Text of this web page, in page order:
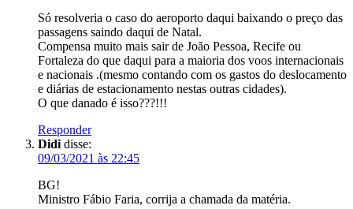
Só resolveria o caso do aeroporto daqui baixando o preço das
passagens saindo daqui de Natal.
Compensa muito mais sair de João Pessoa, Recife ou
Fortaleza do que daqui para a maioria dos voos internacionais
e nacionais .(mesmo contando com os gastos do deslocamento
e diárias de estacionamento nestas outras cidades).
O que danado é isso???!!!
Responder
Didi disse:
09/03/2021 às 22:45
BG!
Ministro Fábio Faria, corrija a chamada da matéria.